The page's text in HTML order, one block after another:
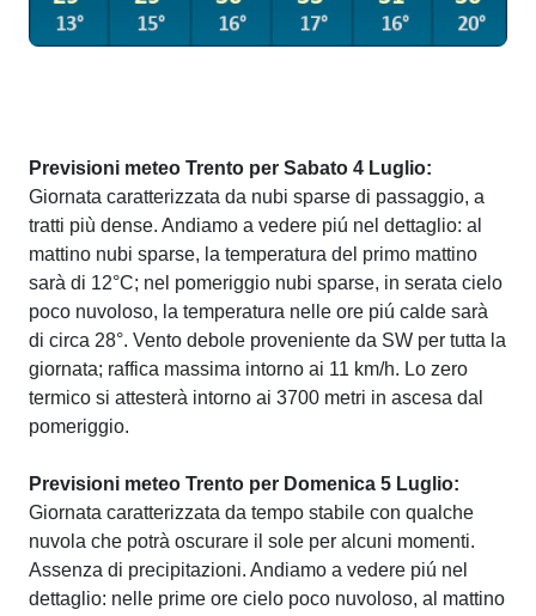
Previsioni meteo Trento per Sabato 4 Luglio:
Giornata caratterizzata da nubi sparse di passaggio, a
tratti più dense. Andiamo a vedere piú nel dettaglio: al
mattino nubi sparse, la temperatura del primo mattino
sarà di 12°C; nel pomeriggio nubi sparse, in serata cielo
poco nuvoloso, la temperatura nelle ore piú calde sarà
di circa 28°. Vento debole proveniente da SW per tutta la
giornata; raffica massima intorno ai 11 km/h. Lo zero
termico si attesterà intorno ai 3700 metri in ascesa dal
pomeriggio.
Previsioni meteo Trento per Domenica 5 Luglio:
Giornata caratterizzata da tempo stabile con qualche
nuvola che potrà oscurare il sole per alcuni momenti.
Assenza di precipitazioni. Andiamo a vedere piú nel
dettaglio: nelle prime ore cielo poco nuvoloso, al mattino